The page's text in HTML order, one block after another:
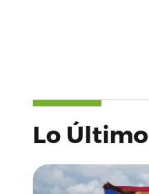
Lo Último